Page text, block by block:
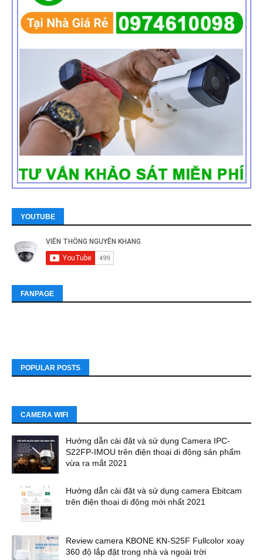
YOUTUBE
FANPAGE
POPULAR POSTS
CAMERA WIFI
Hướng dẫn cài đặt và sử dụng Camera IPC-
S22FP-IMOU trên điện thoại di động sản phẩm
vừa ra mắt 2021
Hướng dẫn cài đặt và sử dụng camera Ebitcam
trên điện thoại di động mới nhất 2021
Review camera KBONE KN-S25F Fullcolor xoay
360 độ lắp đặt trong nhà và ngoài trời